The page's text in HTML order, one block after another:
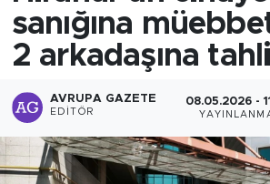
sanığına
2 arkadaşına
AVRUPA GAZETE
EDITÖR
08.05.2026 -